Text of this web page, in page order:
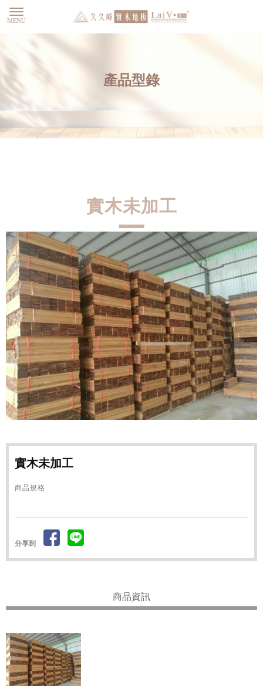
產品型錄
實木未加工
實木未加工
商品規格
分享到
商品資訊